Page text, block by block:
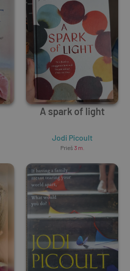
A spark of light
Jodi Picoult
Prieš 3 m.